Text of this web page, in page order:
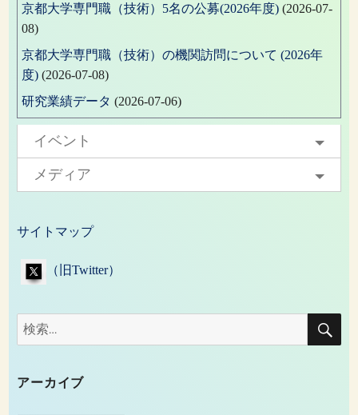
京都大学専門職（技術）5名の公募(2026年度) (2026-07-
08)
京都大学専門職（技術）の機関訪問について (2026年
度) (2026-07-08)
研究業績データ (2026-07-06)
イベント
メディア
サイトマップ
（旧Twitter）
検
索:
検
アーカイブ